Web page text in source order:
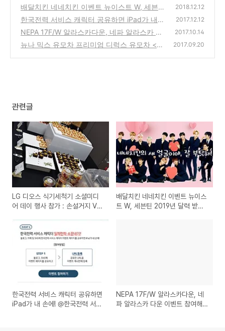
참가 : 손설거지 VS 식기세척기, 그 승자는? 식
기세척기 추천
배달치킨 네네치킨 이벤트 뉴이스트 W, 세븐
틴 2019년 달력 받아가세요 + 네네치킨 TV C
F 공유 이벤트
(0)
2018.12.12
한국전력 서비스 캐릭터 공유하면 iPad가 내
손에! @한국전력 서비스캐릭터 홍보 이벤트
(0)
2017.12.12
NEPA 17F/W 알라스카다운, 네파 알라스카 다
운 이벤트 참여해 보세요!
(1)
2017.10.14
뉴나 믹스 유모차 프리미엄 디럭스 유모차 <뉴
2017.09.20
관련글
LG 디오스 식기세척기 소셜미디
어 데이 행사 참가 : 손설거지 VS
기 추천
배달치킨 네네치킨 이벤트 뉴이스
트 W, 세븐틴 2019년 달력 받아
한국전력 서비스 캐릭터 공유하면
iPad가 내 손에! @한국전력 서비
NEPA 17F/W 알라스카다운, 네
파 알라스카 다운 이벤트 참여해